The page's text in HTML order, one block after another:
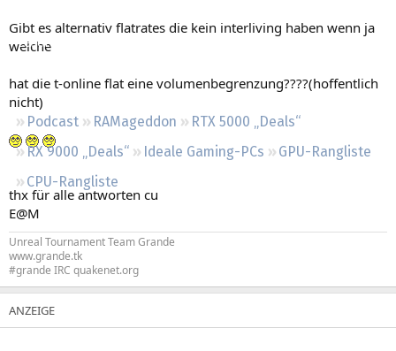
Leserartikel
Podcast RAMageddon
RTX 5000 „Deals“
RX 9000 „Deals“
Ideale Gaming-PCs
GPU-Rangliste
CPU-Rangliste
Gibt es alternativ flatrates die kein interliving haben wenn ja
welche
hat die t-online flat eine volumenbegrenzung????(hoffentlich
nicht)
thx für alle antworten cu
E@M
Unreal Tournament Team Grande
www.grande.tk
#grande IRC quakenet.org